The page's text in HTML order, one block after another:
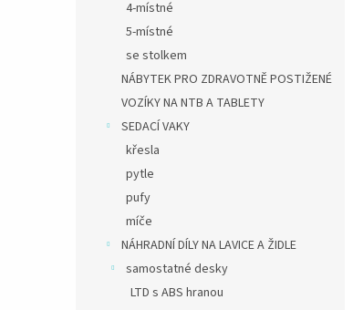
4-místné
5-místné
se stolkem
NÁBYTEK PRO ZDRAVOTNĚ POSTIŽENÉ
VOZÍKY NA NTB A TABLETY
SEDACÍ VAKY
křesla
pytle
pufy
míče
NÁHRADNÍ DÍLY NA LAVICE A ŽIDLE
samostatné desky
LTD s ABS hranou